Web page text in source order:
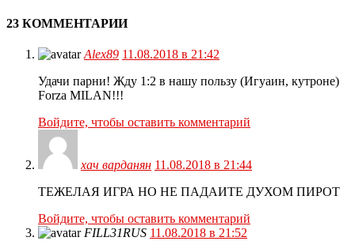
23 КОММЕНТАРИИ
Alex89 11.08.2018 в 21:42
Удачи парни! Жду 1:2 в нашу пользу (Игуаин, кутроне)
Forza MILAN!!!
Войдите, чтобы оставить комментарий
хач варданян 11.08.2018 в 21:44
ТЕЖЕЛАЯ ИГРА НО НЕ ПАДАИТЕ ДУХОМ ПИРОТ
Войдите, чтобы оставить комментарий
FILL31RUS 11.08.2018 в 21:52